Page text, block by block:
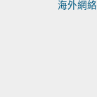
海外網絡